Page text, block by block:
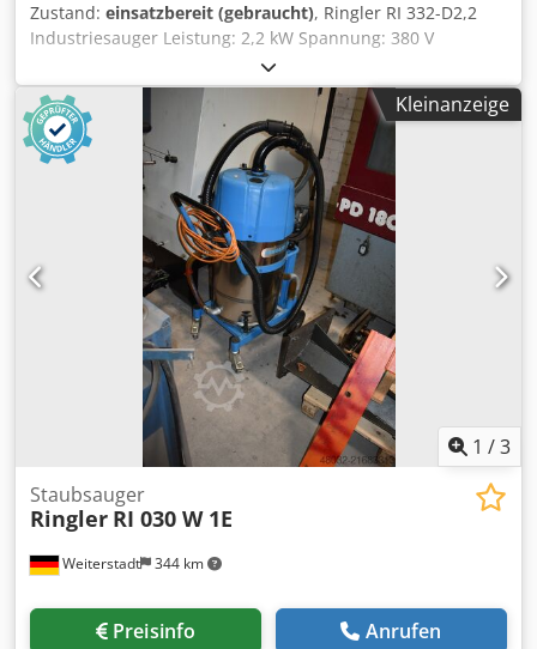
Zustand: einsatzbereit (gebraucht), Ringler RI 332-D2,2
Industriesauger Leistung: 2,2 kW Spannung: 380 V
Drehzahl: 2800 U/min Sie können gerne zu einer
Besichtigung vorbeikommen. Gerne können wir für Sie
eine Kostengünstige Spedition organisieren! Sie erhalten
eine ordentliche Rechnung. Für Ausländische Kunden
kann auch eine Nettorechnung erstellt werden.
Vorraussetzung ist eine gültige Ust.Indent.Nr.
Zwischenverkauf vorbehalten. Cjdpfxowkq N De Agkerf
Besuchen Sie unseren Shop und sehen Sie sich auch
unsere weiteren Angebote an. Angegebene Firmennamen
und Warenzeichen sind Eigentum Ihrer Inhaber und
dienen lediglich zur Identifikation und Beschreibung der
Produkte. Abweichungen von technischen Daten sowie
Irrtümer in der Beschreibung des Artikels können
passieren und bleiben vorbehalten.
Kleinanzeige
1 /3
Weiterstadt 344 km
Staubsauger
Ringler RI 030 W 1E
Preisinfo Anrufen